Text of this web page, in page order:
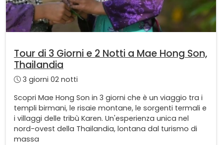
Tour di 3 Giorni e 2 Notti a Mae Hong Son,
Thailandia
3 giorni 02 notti
Scopri Mae Hong Son in 3 giorni che è un viaggio tra i
templi birmani, le risaie montane, le sorgenti termali e
i villaggi delle tribù Karen. Un'esperienza unica nel
nord-ovest della Thailandia, lontana dal turismo di
massa